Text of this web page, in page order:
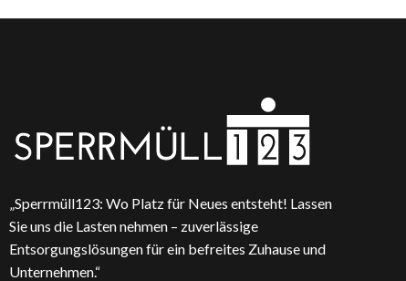
„Sperrmüll123: Wo Platz für Neues entsteht! Lassen
Sie uns die Lasten nehmen – zuverlässige
Entsorgungslösungen für ein befreites Zuhause und
Unternehmen.“